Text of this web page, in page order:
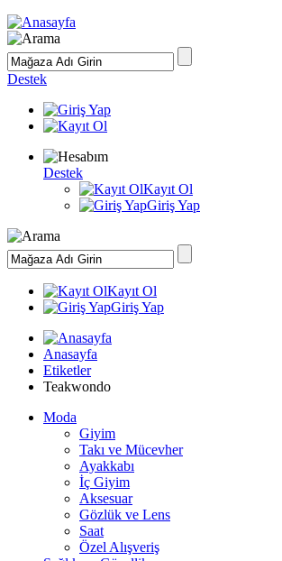
Destek
Destek
Kayıt Ol
Giriş Yap
Kayıt Ol
Giriş Yap
Anasayfa
Etiketler
Teakwondo
Moda
Giyim
Takı ve Mücevher
Ayakkabı
İç Giyim
Aksesuar
Gözlük ve Lens
Saat
Özel Alışveriş